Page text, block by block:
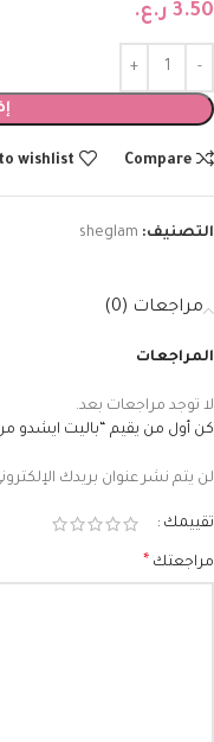
3.50 ر.ع.
Compare
wishlist
التصنيف: sheglam
مراجعات (0)
المراجعات
لا توجد مراجعات بعد.
كن أول من يقيم “باليت ايشدو
لن يتم نشر عنوان بريدك
تقييمك
مراجعتك *